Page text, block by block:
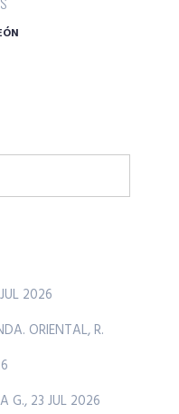
2026
ORIENTAL, R.
G., 23 JUL 2026